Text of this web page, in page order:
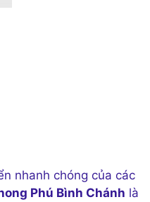
nhanh chóng của các
Phú Bình Chánh là